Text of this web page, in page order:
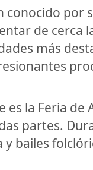
conocido por
de cerca
más
la Feria de
partes.
y bailes